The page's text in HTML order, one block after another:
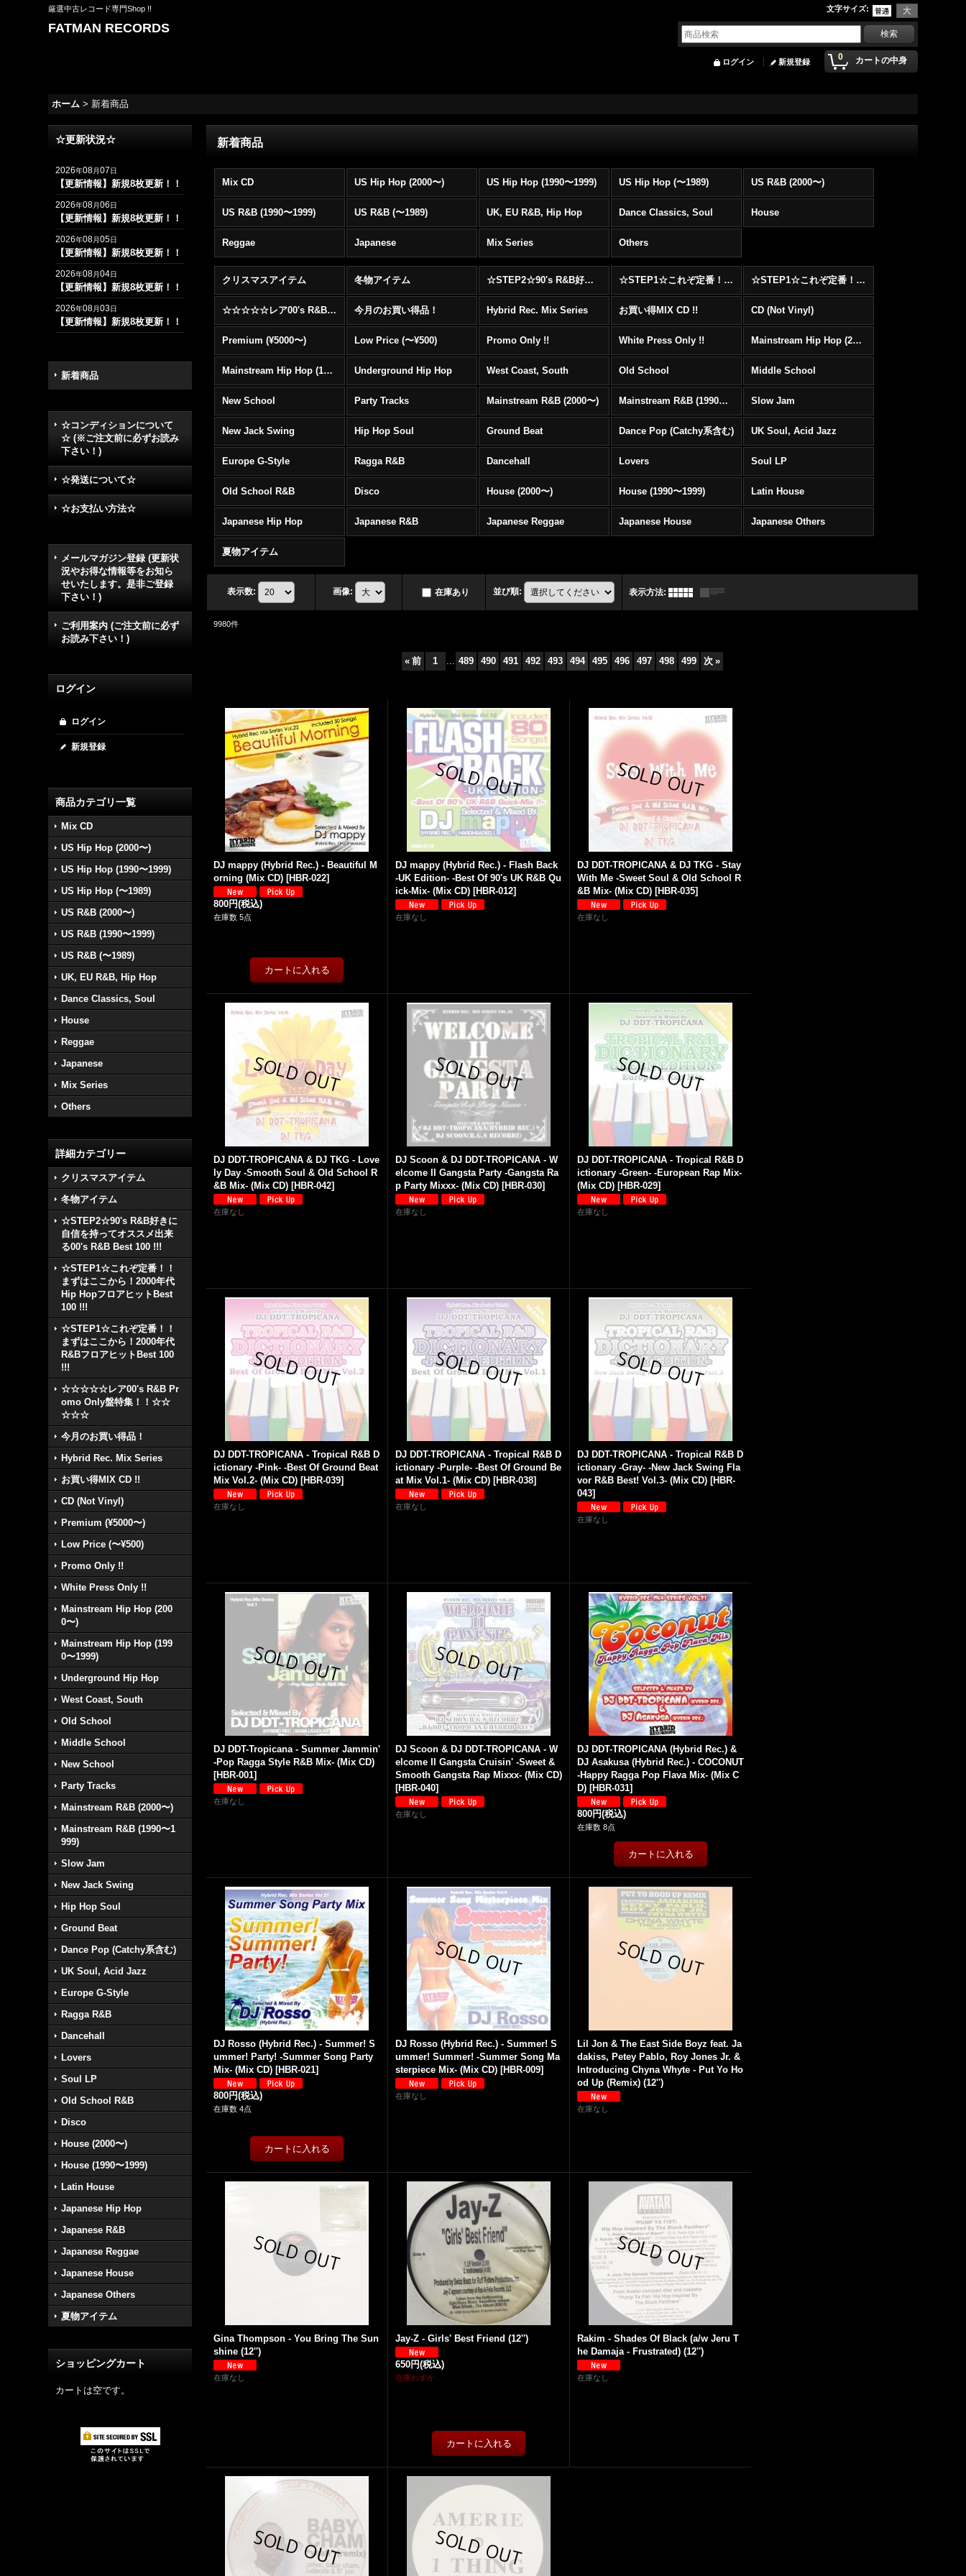
厳選中古レコード専門Shop !! 文字サイズ:
FATMAN RECORDS
0 カートの中身
ログイン 新規登録
ホーム > 新着商品
☆更新状況☆
2026年08月07日
【更新情報】新規8枚更新！！
2026年08月06日
【更新情報】新規8枚更新！！
2026年08月05日
【更新情報】新規8枚更新！！
2026年08月04日
【更新情報】新規8枚更新！！
2026年08月03日
【更新情報】新規8枚更新！！
新着商品
☆コンディションについて
☆ (※ご注文前に必ずお読み
下さい！)
☆発送について☆
☆お支払い方法☆
メールマガジン登録 (更新状
況やお得な情報等をお知ら
せいたします。是非ご登録
下さい！)
ご利用案内 (ご注文前に必ず
お読み下さい！)
ログイン
ログイン
新規登録
商品カテゴリ一覧
Mix CD
US Hip Hop (2000〜)
US Hip Hop (1990〜1999)
US Hip Hop (〜1989)
US R&B (2000〜)
US R&B (1990〜1999)
US R&B (〜1989)
UK, EU R&B, Hip Hop
Dance Classics, Soul
House
Reggae
Japanese
Mix Series
Others
詳細カテゴリー
クリスマスアイテム
冬物アイテム
☆STEP2☆90's R&B好きに
自信を持ってオススメ出来
る00's R&B Best 100 !!!
☆STEP1☆これぞ定番！！
まずはここから！2000年代
Hip HopフロアヒットBest
100 !!!
☆STEP1☆これぞ定番！！
まずはここから！2000年代
R&BフロアヒットBest 100
!!!
☆☆☆☆☆レア00's R&B Pr
omo Only盤特集！！☆☆
☆☆☆
今月のお買い得品！
Hybrid Rec. Mix Series
お買い得MIX CD !!
CD (Not Vinyl)
Premium (¥5000〜)
Low Price (〜¥500)
Promo Only !!
White Press Only !!
Mainstream Hip Hop (200
0〜)
Mainstream Hip Hop (199
0〜1999)
Underground Hip Hop
West Coast, South
Old School
Middle School
New School
Party Tracks
Mainstream R&B (2000〜)
Mainstream R&B (1990〜1
999)
Slow Jam
New Jack Swing
Hip Hop Soul
Ground Beat
Dance Pop (Catchy系含む)
UK Soul, Acid Jazz
Europe G-Style
Ragga R&B
Dancehall
Lovers
Soul LP
Old School R&B
Disco
House (2000〜)
House (1990〜1999)
Latin House
Japanese Hip Hop
Japanese R&B
Japanese Reggae
Japanese House
Japanese Others
夏物アイテム
ショッピングカート
カートは空です。
新着商品
Mix CD US Hip Hop (2000〜) US Hip Hop (1990〜1999) US Hip Hop (〜1989) US R&B (2000〜)
US R&B (1990〜1999) US R&B (〜1989) UK, EU R&B, Hip Hop Dance Classics, Soul House
Reggae Japanese Mix Series Others
クリスマスアイテム 冬物アイテム ☆STEP2☆90's R&B好きに自信を持ってオススメ出来る00's R&B Best 100 !!! ☆STEP1☆これぞ定番！！まずはここから！2000年代Hip HopフロアヒットBest 100 !!! ☆STEP1☆これぞ定番！！まずはここから！2000年代R&BフロアヒットBest 100 !!!
☆☆☆☆☆レア00's R&B Promo Only盤特集！！☆☆☆☆☆ 今月のお買い得品！ Hybrid Rec. Mix Series お買い得MIX CD !! CD (Not Vinyl)
Premium (¥5000〜) Low Price (〜¥500) Promo Only !! White Press Only !! Mainstream Hip Hop (2000〜)
Mainstream Hip Hop (1990〜1999) Underground Hip Hop West Coast, South Old School Middle School
New School Party Tracks Mainstream R&B (2000〜) Mainstream R&B (1990〜1999) Slow Jam
New Jack Swing Hip Hop Soul Ground Beat Dance Pop (Catchy系含む) UK Soul, Acid Jazz
Europe G-Style Ragga R&B Dancehall Lovers Soul LP
Old School R&B Disco House (2000〜) House (1990〜1999) Latin House
Japanese Hip Hop Japanese R&B Japanese Reggae Japanese House Japanese Others
夏物アイテム
表示数: 画像: 在庫あり 並び順: 表示方法:
9980件
« 前 1 ... 489 490 491 492 493 494 495 496 497 498 499 次 »
DJ mappy (Hybrid Rec.) - Beautiful M
orning (Mix CD) [HBR-022]
800円(税込)
在庫数 5点
DJ mappy (Hybrid Rec.) - Flash Back
-UK Edition- -Best Of 90's UK R&B Qu
ick-Mix- (Mix CD) [HBR-012]
在庫なし
DJ DDT-TROPICANA & DJ TKG - Stay
With Me -Sweet Soul & Old School R
&B Mix- (Mix CD) [HBR-035]
在庫なし
DJ DDT-TROPICANA & DJ TKG - Love
ly Day -Smooth Soul & Old School R
&B Mix- (Mix CD) [HBR-042]
在庫なし
DJ Scoon & DJ DDT-TROPICANA - W
elcome II Gangsta Party -Gangsta Ra
p Party Mixxx- (Mix CD) [HBR-030]
在庫なし
DJ DDT-TROPICANA - Tropical R&B D
ictionary -Green- -European Rap Mix-
(Mix CD) [HBR-029]
在庫なし
DJ DDT-TROPICANA - Tropical R&B D
ictionary -Pink- -Best Of Ground Beat
Mix Vol.2- (Mix CD) [HBR-039]
在庫なし
DJ DDT-TROPICANA - Tropical R&B D
ictionary -Purple- -Best Of Ground Be
at Mix Vol.1- (Mix CD) [HBR-038]
在庫なし
DJ DDT-TROPICANA - Tropical R&B D
ictionary -Gray- -New Jack Swing Fla
vor R&B Best! Vol.3- (Mix CD) [HBR-
043]
在庫なし
DJ DDT-Tropicana - Summer Jammin'
-Pop Ragga Style R&B Mix- (Mix CD)
[HBR-001]
在庫なし
DJ Scoon & DJ DDT-TROPICANA - W
elcome II Gangsta Cruisin' -Sweet &
Smooth Gangsta Rap Mixxx- (Mix CD)
[HBR-040]
在庫なし
DJ DDT-TROPICANA (Hybrid Rec.) &
DJ Asakusa (Hybrid Rec.) - COCONUT
-Happy Ragga Pop Flava Mix- (Mix C
D) [HBR-031]
800円(税込)
在庫数 8点
DJ Rosso (Hybrid Rec.) - Summer! S
ummer! Party! -Summer Song Party
Mix- (Mix CD) [HBR-021]
800円(税込)
在庫数 4点
DJ Rosso (Hybrid Rec.) - Summer! S
ummer! Summer! -Summer Song Ma
sterpiece Mix- (Mix CD) [HBR-009]
在庫なし
Lil Jon & The East Side Boyz feat. Ja
dakiss, Petey Pablo, Roy Jones Jr. &
Introducing Chyna Whyte - Put Yo Ho
od Up (Remix) (12'')
在庫なし
Gina Thompson - You Bring The Sun
shine (12'')
在庫なし
Jay-Z - Girls' Best Friend (12'')
650円(税込)
在庫わずか
Rakim - Shades Of Black (a/w Jeru T
he Damaja - Frustrated) (12'')
在庫なし